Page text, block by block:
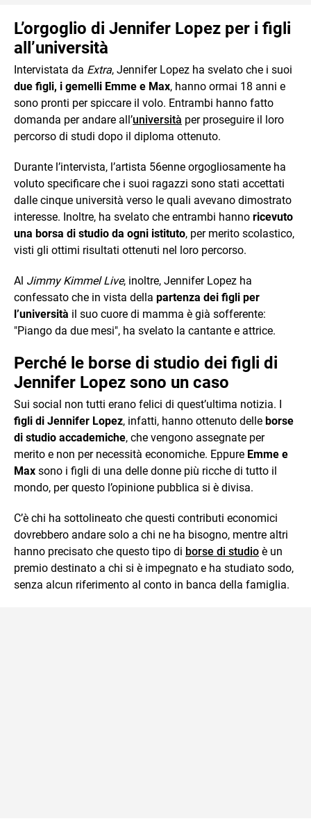
L’orgoglio di Jennifer Lopez per i figli
all’università
Intervistata da Extra, Jennifer Lopez ha svelato che i suoi
due figli, i gemelli Emme e Max, hanno ormai 18 anni e
sono pronti per spiccare il volo. Entrambi hanno fatto
domanda per andare all’università per proseguire il loro
percorso di studi dopo il diploma ottenuto.
Durante l’intervista, l’artista 56enne orgogliosamente ha
voluto specificare che i suoi ragazzi sono stati accettati
dalle cinque università verso le quali avevano dimostrato
interesse. Inoltre, ha svelato che entrambi hanno ricevuto
una borsa di studio da ogni istituto, per merito scolastico,
visti gli ottimi risultati ottenuti nel loro percorso.
Al Jimmy Kimmel Live, inoltre, Jennifer Lopez ha
confessato che in vista della partenza dei figli per
l’università il suo cuore di mamma è già sofferente:
"Piango da due mesi", ha svelato la cantante e attrice.
Perché le borse di studio dei figli di
Jennifer Lopez sono un caso
Sui social non tutti erano felici di quest’ultima notizia. I
figli di Jennifer Lopez, infatti, hanno ottenuto delle borse
di studio accademiche, che vengono assegnate per
merito e non per necessità economiche. Eppure Emme e
Max sono i figli di una delle donne più ricche di tutto il
mondo, per questo l’opinione pubblica si è divisa.
C’è chi ha sottolineato che questi contributi economici
dovrebbero andare solo a chi ne ha bisogno, mentre altri
hanno precisato che questo tipo di borse di studio è un
premio destinato a chi si è impegnato e ha studiato sodo,
senza alcun riferimento al conto in banca della famiglia.